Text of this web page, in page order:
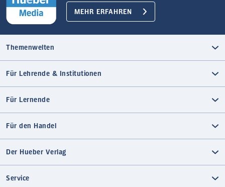
MEHR ERFAHREN
Themenwelten
Für Lehrende & Institutionen
Für Lernende
Für den Handel
Der Hueber Verlag
Service